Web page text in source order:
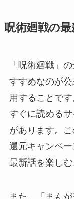
呪術廻戦の
「呪術廻戦」
すすめなのが
用することで
すぐに読めるサ
があります。
還元キャンペ
最新話を楽しむ
また、「まん